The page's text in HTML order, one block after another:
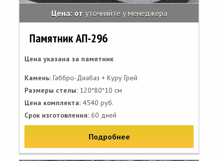
Цена: от уточняйте у менеджера
Памятник АП-296
Цена указана за памятник
Камень: Габбро-Диабаз + Куру Грей
Размеры стелы: 120*80*10 см
Цена комплекта: 4540 руб.
Срок изготовления: 60 дней
Подробнее